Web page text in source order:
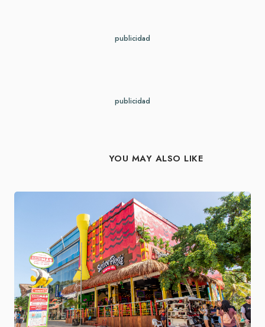
publicidad
publicidad
YOU MAY ALSO LIKE